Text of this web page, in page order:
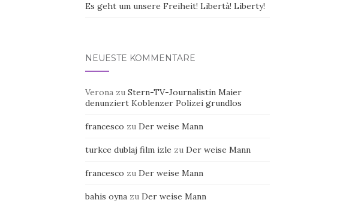
Es geht um unsere Freiheit! Libertà! Liberty!
NEUESTE KOMMENTARE
Verona zu Stern-TV-Journalistin Maier
denunziert Koblenzer Polizei grundlos
francesco zu Der weise Mann
turkce dublaj film izle zu Der weise Mann
francesco zu Der weise Mann
bahis oyna zu Der weise Mann